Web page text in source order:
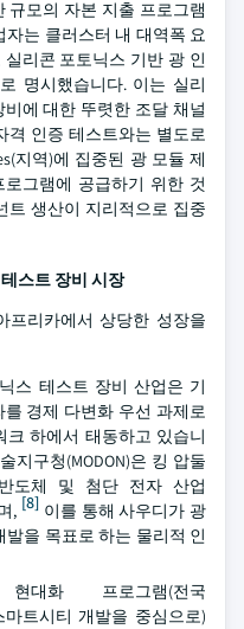
규모의 자본 지출 프로그램
는 클러스터 내 대역폭 요
리콘 포토닉스 기반 광 인
명시했습니다. 이는 실리
에 대한 뚜렷한 조달 채널
격 인증 테스트와는 별도로
지역)에 집중된 광 모듈 제
그램에 공급하기 위한 것
트 생산이 지리적으로 집중
스트 장비 시장
프리카에서 상당한 성장을
스 테스트 장비 산업은 기
경제 다변화 우선 과제로
크 하에서 태동하고 있습니
지구청(MODON)은 킹 압둘
도체 및 첨단 전자 산업
, [8] 이를 통해 사우디가 광
을 목표로 하는 물리적 인
대화 프로그램(전국
트시티 개발을 중심으로)